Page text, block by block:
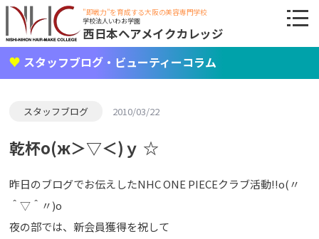
"即戦力"を育成する大阪の美容専門学校
学校法人いわお学園
西日本ヘアメイクカレッジ
スタッフブログ・ビューティーコラム
スタッフブログ 2010/03/22
乾杯о(ж＞▽＜)ｙ ☆
昨日のブログでお伝えしたNHC ONE PIECEクラブ活動!!o(〃
＾▽＾〃)o
夜の部では、新会員獲得を祝して